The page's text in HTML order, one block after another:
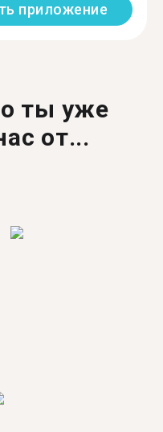
приложение
ты уже
от...